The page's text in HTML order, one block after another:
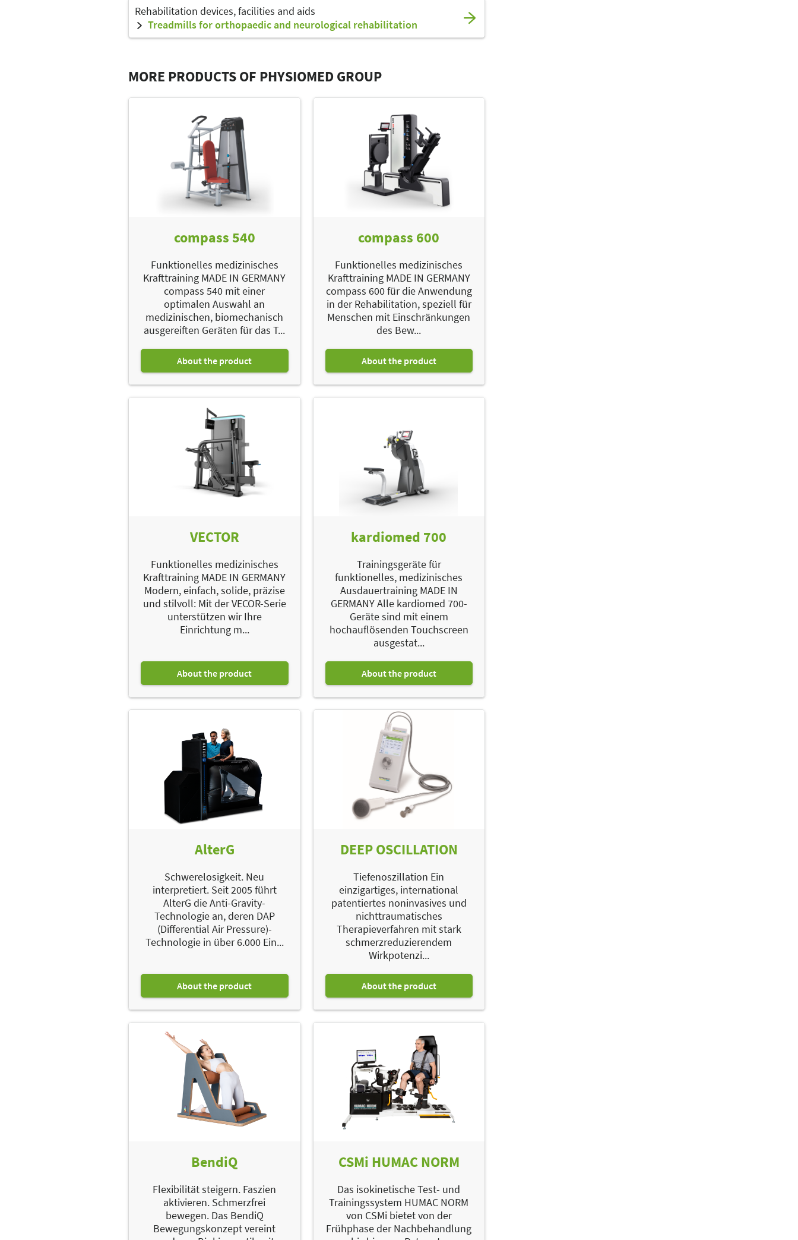
Rehabilitation devices, facilities and aids
Treadmills for orthopaedic and neurological rehabilitation
MORE PRODUCTS OF PHYSIOMED GROUP
compass 540
Funktionelles medizinisches
Krafttraining MADE IN GERMANY
compass 540 mit einer
optimalen Auswahl an
medizinischen, biomechanisch
ausgereiften Geräten für das T...
About the product
compass 600
Funktionelles medizinisches
Krafttraining MADE IN GERMANY
compass 600 für die Anwendung
in der Rehabilitation, speziell für
Menschen mit Einschränkungen
des Bew...
About the product
VECTOR
Funktionelles medizinisches
Krafttraining MADE IN GERMANY
Modern, einfach, solide, präzise
und stilvoll: Mit der VECOR-Serie
unterstützen wir Ihre
Einrichtung m...
About the product
kardiomed 700
Trainingsgeräte für
funktionelles, medizinisches
Ausdauertraining MADE IN
GERMANY Alle kardiomed 700-
Geräte sind mit einem
hochauflösenden Touchscreen
ausgestat...
About the product
AlterG
Schwerelosigkeit. Neu
interpretiert. Seit 2005 führt
AlterG die Anti-Gravity-
Technologie an, deren DAP
(Differential Air Pressure)-
Technologie in über 6.000 Ein...
About the product
DEEP OSCILLATION
Tiefenoszillation Ein
einzigartiges, international
patentiertes noninvasives und
nichttraumatisches
Therapieverfahren mit stark
schmerzreduzierendem
Wirkpotenzi...
About the product
BendiQ
Flexibilität steigern. Faszien
aktivieren. Schmerzfrei
bewegen. Das BendiQ
Bewegungskonzept vereint
CSMi HUMAC NORM
Das isokinetische Test- und
Trainingssystem HUMAC NORM
von CSMi bietet von der
Frühphase der Nachbehandlung